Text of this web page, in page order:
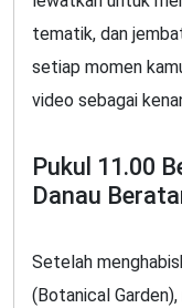
tematik, dan
setiap momen
video sebagai
Pukul 11.00
Danau
Setelah
(Botanical